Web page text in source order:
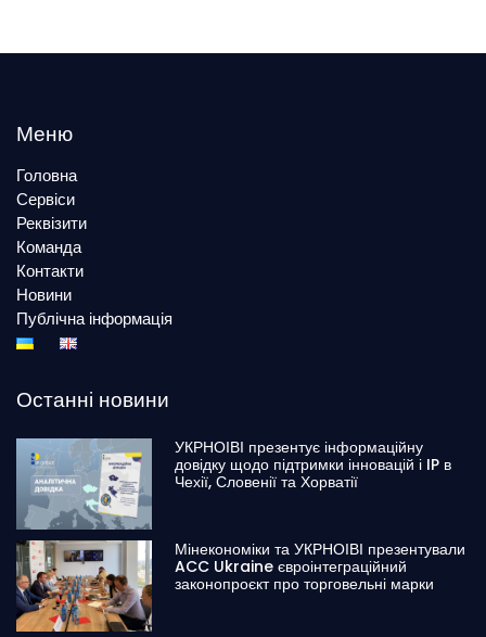
Меню
Головна
Сервіси
Реквізити
Команда
Контакти
Новини
Публічна інформація
Останні новини
УКРНОІВІ презентує інформаційну
довідку щодо підтримки інновацій і IP в
Чехії, Словенії та Хорватії
Мінекономіки та УКРНОІВІ презентували
ACC Ukraine євроінтеграційний
законопроєкт про торговельні марки